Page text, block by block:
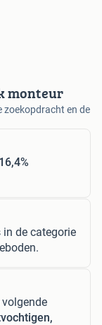
monteur
zoekopdracht en de
16,4%
in de categorie
volgende